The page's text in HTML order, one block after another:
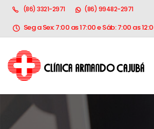
(86) 3321-2971 (86) 99482-2971
Seg a Sex: 7:00 as 17:00 e Sáb: 7:00 as